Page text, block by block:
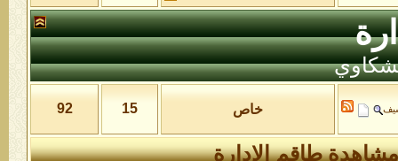
خاص 15
92
طاقم الإدارة